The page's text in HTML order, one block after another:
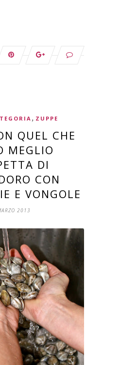
, ZUPPE
QUEL CHE
MEGLIO
DI
CON
E VONGOLE
2013